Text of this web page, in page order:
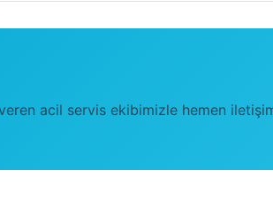
acil servis ekibimizle hemen